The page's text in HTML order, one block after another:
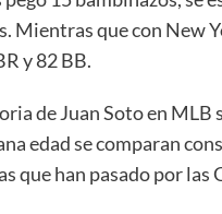
Mientras que con New
y 82 BB.
de Juan Soto en MLB
edad se comparan
que han pasado por las